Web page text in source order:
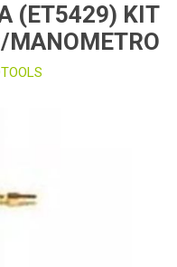
(ET5429) KIT
MANOMETRO